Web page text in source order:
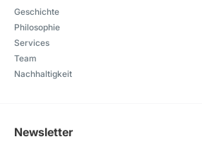
Geschichte
Philosophie
Services
Team
Nachhaltigkeit
Newsletter